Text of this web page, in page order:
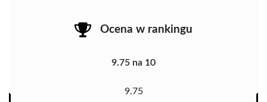
Ocena w rankingu
9.75 na 10
9.75